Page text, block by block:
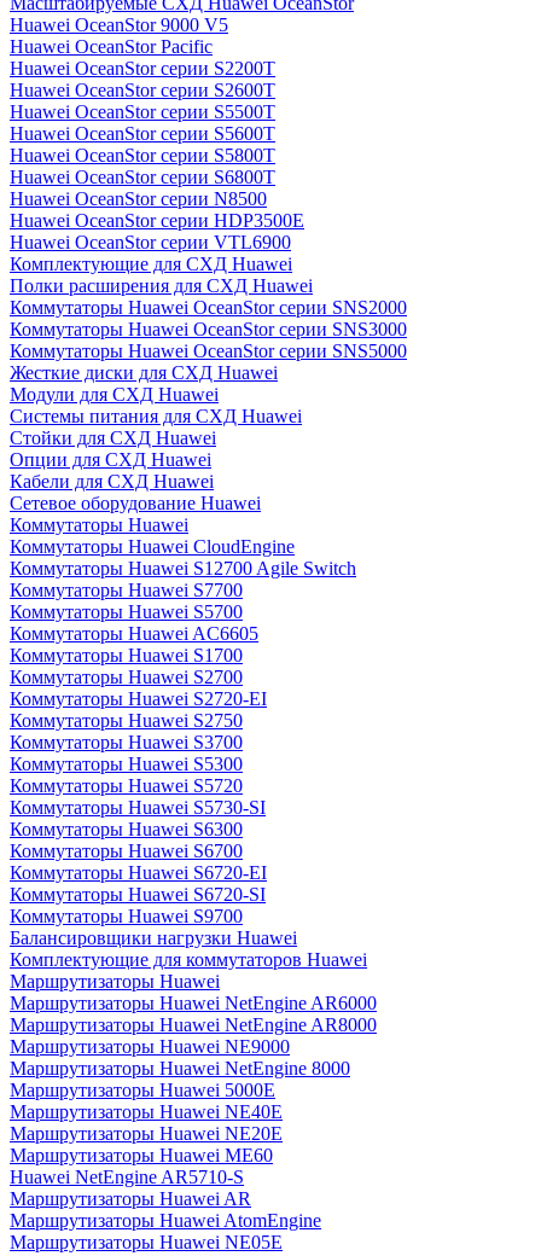
Huawei OceanStor 9000 V5
Huawei OceanStor Pacific
Huawei OceanStor серии S2200T
Huawei OceanStor серии S2600T
Huawei OceanStor серии S5500T
Huawei OceanStor серии S5600T
Huawei OceanStor серии S5800T
Huawei OceanStor серии S6800T
Huawei OceanStor серии N8500
Huawei OceanStor серии HDP3500E
Huawei OceanStor серии VTL6900
Комплектующие для СХД Huawei
Полки расширения для СХД Huawei
Коммутаторы Huawei OceanStor серии SNS2000
Коммутаторы Huawei OceanStor серии SNS3000
Коммутаторы Huawei OceanStor серии SNS5000
Жесткие диски для СХД Huawei
Модули для СХД Huawei
Системы питания для СХД Huawei
Стойки для СХД Huawei
Опции для СХД Huawei
Кабели для СХД Huawei
Сетевое оборудование Huawei
Коммутаторы Huawei
Коммутаторы Huawei CloudEngine
Коммутаторы Huawei S12700 Agile Switch
Коммутаторы Huawei S7700
Коммутаторы Huawei S5700
Коммутаторы Huawei AC6605
Коммутаторы Huawei S1700
Коммутаторы Huawei S2700
Коммутаторы Huawei S2720-EI
Коммутаторы Huawei S2750
Коммутаторы Huawei S3700
Коммутаторы Huawei S5300
Коммутаторы Huawei S5720
Коммутаторы Huawei S5730-SI
Коммутаторы Huawei S6300
Коммутаторы Huawei S6700
Коммутаторы Huawei S6720-EI
Коммутаторы Huawei S6720-SI
Коммутаторы Huawei S9700
Балансировщики нагрузки Huawei
Комплектующие для коммутаторов Huawei
Маршрутизаторы Huawei
Маршрутизаторы Huawei NetEngine AR6000
Маршрутизаторы Huawei NetEngine AR8000
Маршрутизаторы Huawei NE9000
Маршрутизаторы Huawei NetEngine 8000
Маршрутизаторы Huawei 5000E
Маршрутизаторы Huawei NE40E
Маршрутизаторы Huawei NE20E
Маршрутизаторы Huawei ME60
Huawei NetEngine AR5710-S
Маршрутизаторы Huawei AR
Маршрутизаторы Huawei AtomEngine
Маршрутизаторы Huawei NE05E